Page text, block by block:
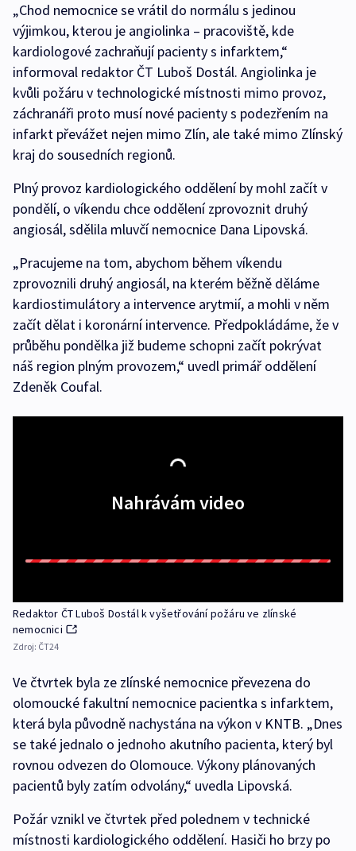
„Chod nemocnice se vrátil do normálu s jedinou
výjimkou, kterou je angiolinka – pracoviště, kde
kardiologové zachraňují pacienty s infarktem,“
informoval redaktor ČT Luboš Dostál. Angiolinka je
kvůli požáru v technologické místnosti mimo provoz,
záchranáři proto musí nové pacienty s podezřením na
infarkt převážet nejen mimo Zlín, ale také mimo Zlínský
kraj do sousedních regionů.
Plný provoz kardiologického oddělení by mohl začít v
pondělí, o víkendu chce oddělení zprovoznit druhý
angiosál, sdělila mluvčí nemocnice Dana Lipovská.
„Pracujeme na tom, abychom během víkendu
zprovoznili druhý angiosál, na kterém běžně děláme
kardiostimulátory a intervence arytmií, a mohli v něm
začít dělat i koronární intervence. Předpokládáme, že v
průběhu pondělka již budeme schopni začít pokrývat
náš region plným provozem,“ uvedl primář oddělení
Zdeněk Coufal.
Nahrávám video
Redaktor ČT Luboš Dostál k vyšetřování požáru ve zlínské
nemocnici
Zdroj: ČT24
Ve čtvrtek byla ze zlínské nemocnice převezena do
olomoucké fakultní nemocnice pacientka s infarktem,
která byla původně nachystána na výkon v KNTB. „Dnes
se také jednalo o jednoho akutního pacienta, který byl
rovnou odvezen do Olomouce. Výkony plánovaných
pacientů byly zatím odvolány,“ uvedla Lipovská.
Požár vznikl ve čtvrtek před polednem v technické
místnosti kardiologického oddělení. Hasiči ho brzy po